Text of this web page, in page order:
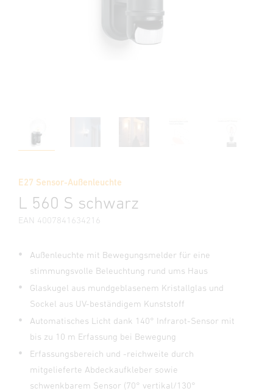
E27 Sensor-Außenleuchte
L 560 S schwarz
EAN 4007841634216
Außenleuchte mit Bewegungsmelder für eine
stimmungsvolle Beleuchtung rund ums Haus
Glaskugel aus mundgeblasenem Kristallglas und
Sockel aus UV-beständigem Kunststoff
Automatisches Licht dank 140° Infrarot-Sensor mit
bis zu 10 m Erfassung bei Bewegung
Erfassungsbereich und -reichweite durch
mitgelieferte Abdeckaufkleber sowie
schwenkbarem Sensor (70° vertikal/130°